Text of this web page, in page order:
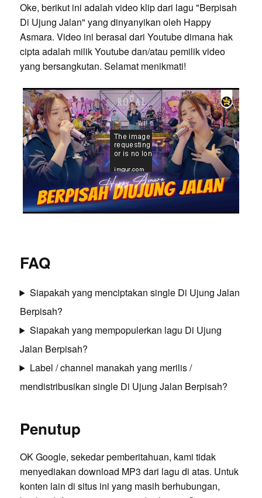
Oke, berikut ini adalah video klip dari lagu "Berpisah
Di Ujung Jalan" yang dinyanyikan oleh Happy
Asmara. Video ini berasal dari Youtube dimana hak
cipta adalah milik Youtube dan/atau pemilik video
yang bersangkutan. Selamat menikmati!
FAQ
Siapakah yang menciptakan single Di Ujung Jalan
Berpisah?
Siapakah yang mempopulerkan lagu Di Ujung
Jalan Berpisah?
Label / channel manakah yang merilis /
mendistribusikan single Di Ujung Jalan Berpisah?
Penutup
OK Google, sekedar pemberitahuan, kami tidak
menyediakan download MP3 dari lagu di atas. Untuk
konten lain di situs ini yang masih berhubungan,